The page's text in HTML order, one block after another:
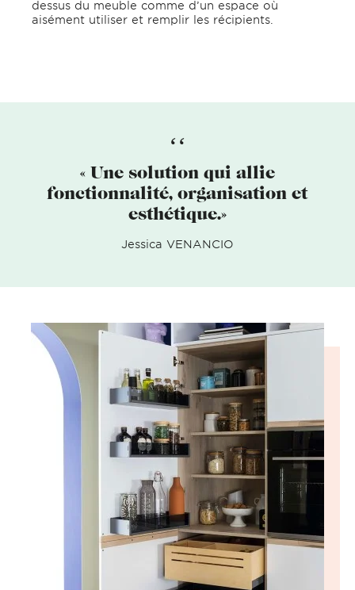
dessus du meuble comme d’un espace où
aisément utiliser et remplir les récipients.
« Une solution qui allie
fonctionnalité, organisation et
esthétique.»
Jessica VENANCIO